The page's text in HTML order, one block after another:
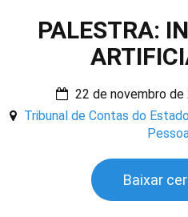
PALESTRA:
22 de novembro
Tribunal de Contas do
Baixar